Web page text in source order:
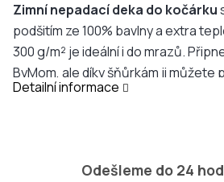
Zimní nepadací deka do kočárku
podšitím ze 100% bavlny a extra
300 g/m² je ideální i do mrazů.
ByMom, ale díky šňůrkám ji můžete
samostatně.
Detailní informace
Odešleme do 24